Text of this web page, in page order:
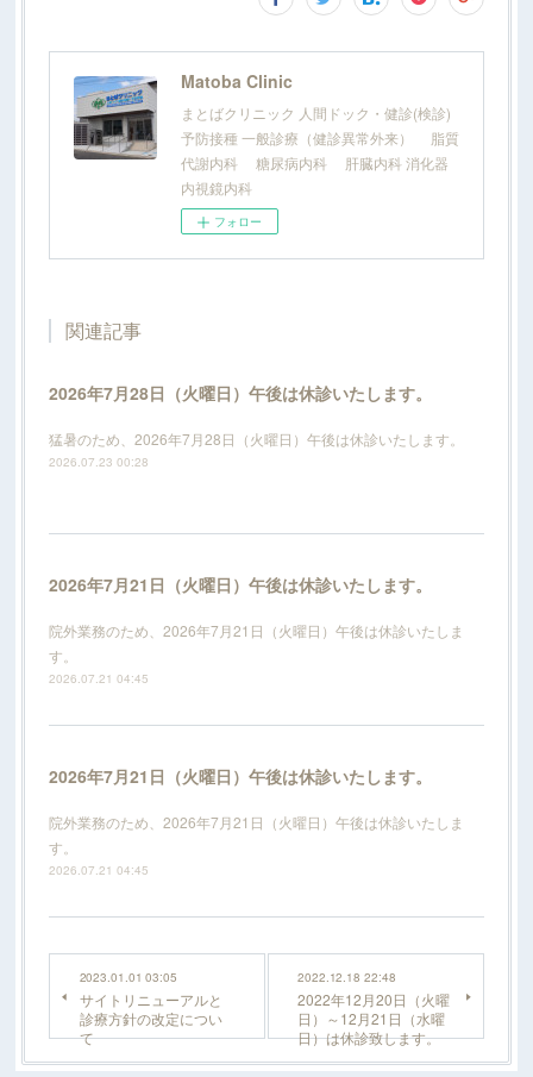
Matoba Clinic
まとばクリニック 人間ドック・健診(検診)
予防接種 一般診療（健診異常外来） 脂質
代謝内科 糖尿病内科 肝臓内科 消化器
内視鏡内科
フォロー
関連記事
2026年7月28日（火曜日）午後は休診いたします。
猛暑のため、2026年7月28日（火曜日）午後は休診いたします。
2026.07.23 00:28
2026年7月21日（火曜日）午後は休診いたします。
院外業務のため、2026年7月21日（火曜日）午後は休診いたしま
す。
2026.07.21 04:45
2026年7月21日（火曜日）午後は休診いたします。
院外業務のため、2026年7月21日（火曜日）午後は休診いたしま
す。
2026.07.21 04:45
2023.01.01 03:05
サイトリニューアルと
診療方針の改定につい
て
2022.12.18 22:48
2022年12月20日（火曜
日）～12月21日（水曜
日）は休診致します。